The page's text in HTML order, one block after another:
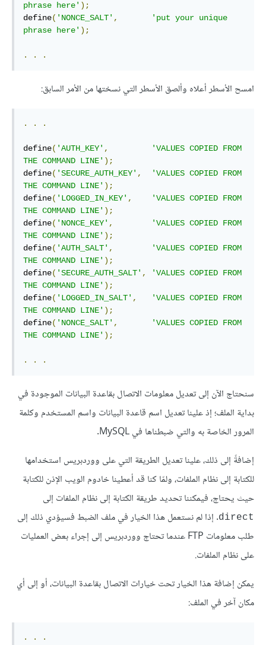
phrase here' );
define( 'NONCE_SALT' ,
'put your unique
phrase here' );
. . .
امسح الأسطر أعلاه وألصق الأسطر التي نسختها من الأمر السابق:
. . .
define( 'AUTH_KEY' ,
'VALUES COPIED FROM
THE COMMAND LINE' );
define( 'SECURE_AUTH_KEY' ,
'VALUES COPIED FROM
THE COMMAND LINE' );
define( 'LOGGED_IN_KEY' ,
'VALUES COPIED FROM
THE COMMAND LINE' );
define( 'NONCE_KEY' ,
'VALUES COPIED FROM
THE COMMAND LINE' );
define( 'AUTH_SALT' ,
'VALUES COPIED FROM
THE COMMAND LINE' );
define( 'SECURE_AUTH_SALT' ,
'VALUES COPIED FROM
THE COMMAND LINE' );
define( 'LOGGED_IN_SALT' ,
'VALUES COPIED FROM
THE COMMAND LINE' );
define( 'NONCE_SALT' ,
'VALUES COPIED FROM
THE COMMAND LINE' );
. . .
سنحتاج الآن إلى تعديل معلومات الاتصال بقاعدة البيانات الموجودة في
بداية الملف؛ إذ علينا تعديل اسم قاعدة البيانات واسم المستخدم وكلمة
المرور الخاصة به والتي ضبطناها في MySQL.
إضافةً إلى ذلك، علينا تعديل الطريقة التي على ووردبريس استخدامها
للكتابة إلى نظام الملفات، ولمّا كنا قد أعطينا خادوم الويب الإذن للكتابة
حيث يحتاج، فيمكننا تحديد طريقة الكتابة إلى نظام الملفات إلى
direct. إذا لم نستعمل هذا الخيار في ملف الضبط فسيؤدي ذلك إلى
طلب معلومات FTP عندما تحتاج ووردبريس إلى إجراء بعض العمليات
على نظام الملفات.
يمكن إضافة هذا الخيار تحت خيارات الاتصال بقاعدة البيانات، أو إلى أي
مكان آخر في الملف:
. . .